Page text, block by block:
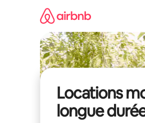
Locations
longue